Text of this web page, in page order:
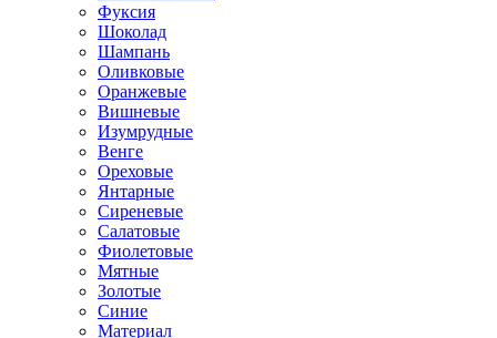
Фуксия
Шоколад
Шампань
Оливковые
Оранжевые
Вишневые
Изумрудные
Венге
Ореховые
Янтарные
Сиреневые
Салатовые
Фиолетовые
Мятные
Золотые
Синие
Материал